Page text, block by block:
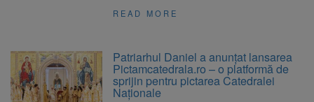
READ MORE
Patriarhul Daniel a anunţat lansarea
Pictamcatedrala.ro – o platformă de
sprijin pentru pictarea Catedralei
Naţionale